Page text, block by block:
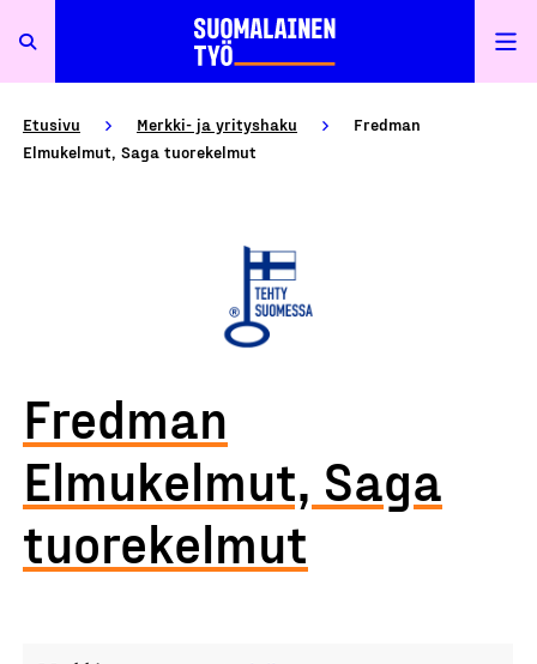
Etusivu Merkki- ja yrityshaku
Fredman
Elmukelmut, Saga tuorekelmut
Fredman
Elmukelmut, Saga
tuorekelmut